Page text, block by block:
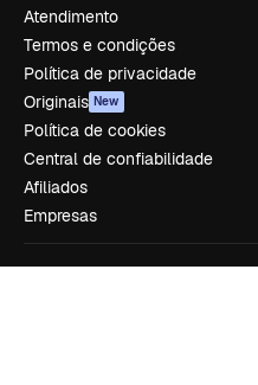
Atendimento
Termos e condições
Política de privacidade
Originais New
Política de cookies
Central de confiabilidade
Afiliados
Empresas
Empresa